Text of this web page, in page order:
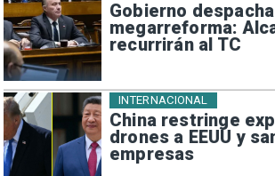
Gobierno
megarreforma:
recurrirán al TC
China restringe
drones a EEUU y
empresas
INTERNACIONAL